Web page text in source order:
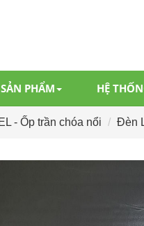
SẢN PHẨM HỆ
- Ốp trần chóa nổi Đèn